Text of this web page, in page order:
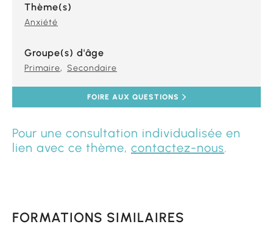
Thème(s)
Anxiété
Groupe(s) d'âge
Primaire Secondaire
FOIRE AUX QUESTIONS
Pour une consultation individualisée en
lien avec ce thème, contactez-nous.
FORMATIONS SIMILAIRES